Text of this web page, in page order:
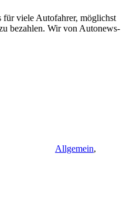
für viele Autofahrer, möglichst
bezahlen. Wir von Autonews-
Allgemein,